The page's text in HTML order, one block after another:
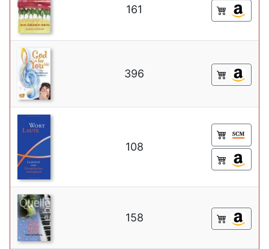
161
396
108
158